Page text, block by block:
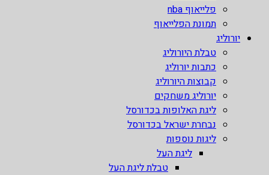
פלייאוף nba
תמונת הפלייאוף
יורוליג
טבלת היורוליג
כתבות יורוליג
קבוצות היורוליג
יורוליג משחקים
ליגת האלופות בכדורסל
נבחרת ישראל בכדורסל
ליגות נוספות
ליגת העל
טבלת ליגת העל